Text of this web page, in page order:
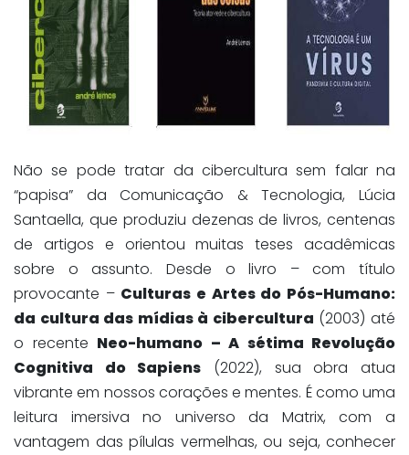
Não se pode tratar da cibercultura sem falar na
“papisa” da Comunicação & Tecnologia, Lúcia
Santaella, que produziu dezenas de livros, centenas
de artigos e orientou muitas teses acadêmicas
sobre o assunto. Desde o livro – com título
provocante – Culturas e Artes do Pós-Humano:
da cultura das mídias à cibercultura (2003) até
o recente Neo-humano – A sétima Revolução
Cognitiva do Sapiens (2022), sua obra atua
vibrante em nossos corações e mentes. É como uma
leitura imersiva no universo da Matrix, com a
vantagem das pílulas vermelhas, ou seja, conhecer